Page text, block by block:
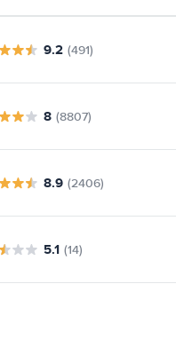
9.2 (491)
8 (8807)
8.9 (2406)
5.1 (14)